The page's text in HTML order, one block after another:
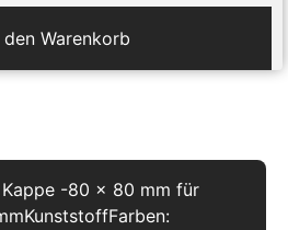
den Warenkorb
Kappe -80 x 80 mm für